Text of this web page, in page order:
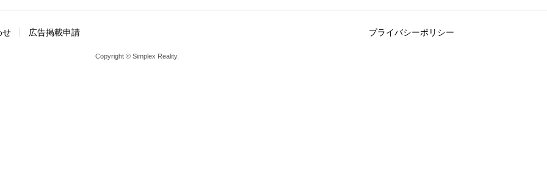
広告掲載申請 プライバシーポリシー
せ
Copyright © Simplex Reality.